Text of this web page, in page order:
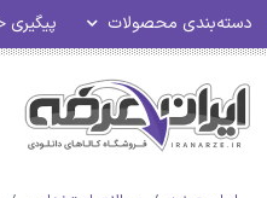
دسته‌بندی محصولات پیگیری